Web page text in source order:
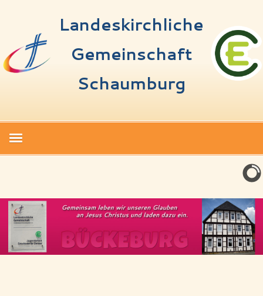
Landeskirchliche
Gemeinschaft
Schaumburg
Über uns
Spenden